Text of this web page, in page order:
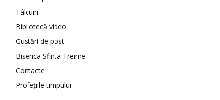
Tâlcuiri
Bibliotecă video
Gustări de post
Biserica Sfinta Treime
Contacte
Profețiile timpului